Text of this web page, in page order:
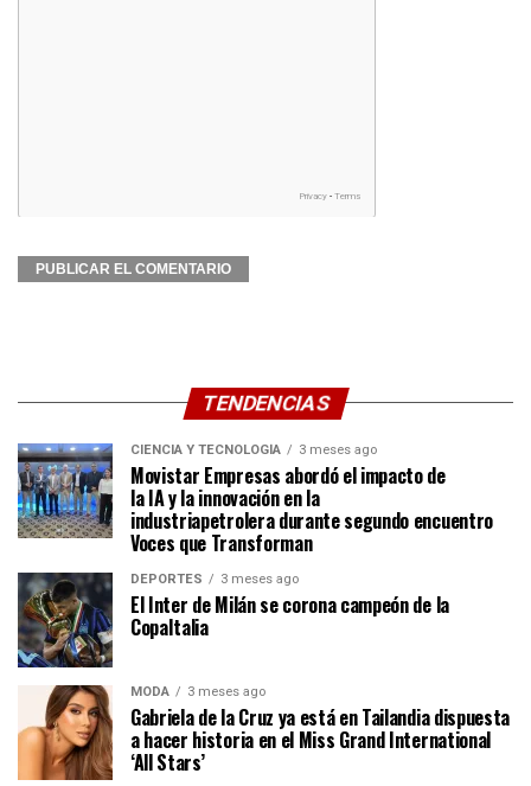
TENDENCIAS
CIENCIA Y TECNOLOGÍA 3 meses ago
Movistar Empresas abordó el impacto de
la IA y la innovación en la
industriapetrolera durante segundo encuentro
Voces que Transforman
DEPORTES 3 meses ago
El Inter de Milán se corona campeón de la
CopaItalia
MODA 3 meses ago
Gabriela de la Cruz ya está en Tailandia dispuesta
a hacer historia en el Miss Grand International
‘All Stars’